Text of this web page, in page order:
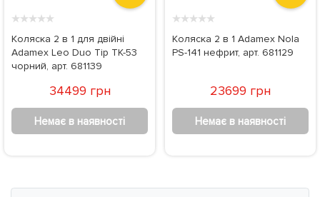
★★★★★
Коляска 2 в 1 для двійні
Adamex Leo Duo Tip TK-53
чорний, арт. 681139
34499 грн
Немає в наявності
★★★★★
Коляска 2 в 1 Adamex Nola
PS-141 нефрит, арт. 681129
23699 грн
Немає в наявності